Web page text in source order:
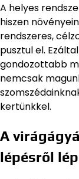
A helyes
hiszen
rendszeres,
pusztul el.
gondozottabb
nemcsak
kertünkkel.
A
lépésről